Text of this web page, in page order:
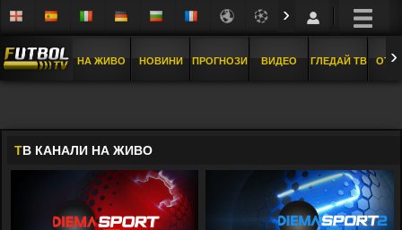
›
НА ЖИВО НОВИНИ ПРОГНОЗИ ВИДЕО ГЛЕДАЙ ТВ ›
TВ КАНАЛИ НА ЖИВО